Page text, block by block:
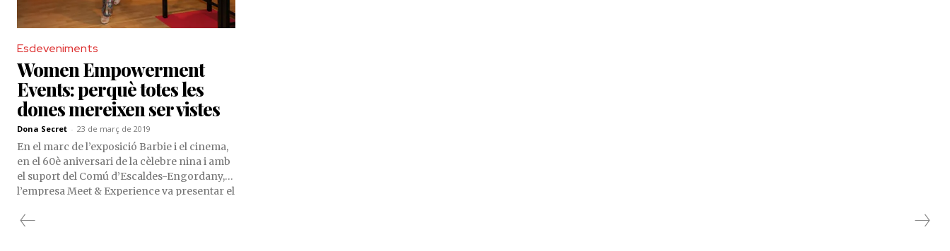
Esdeveniments
Women Empowerment
Events: perquè totes les
dones mereixen ser vistes
Dona Secret - 23 de març de 2019
En el marc de l’exposició Barbie i el cinema,
en el 60è aniversari de la cèlebre nina i amb
el suport del Comú d’Escaldes-Engordany,
l’empresa Meet & Experience va presentar el